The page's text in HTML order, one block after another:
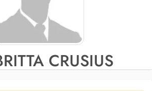
CRUSIUS